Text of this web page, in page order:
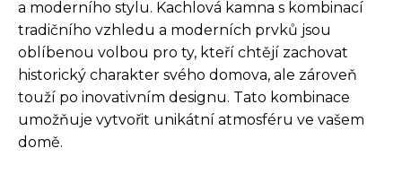
a moderního stylu. Kachlová kamna s kombinací
tradičního vzhledu a moderních prvků jsou
oblíbenou volbou pro ty, kteří chtějí zachovat
historický charakter svého domova, ale zároveň
touží po inovativním designu. Tato kombinace
umožňuje vytvořit unikátní atmosféru ve vašem
domě.